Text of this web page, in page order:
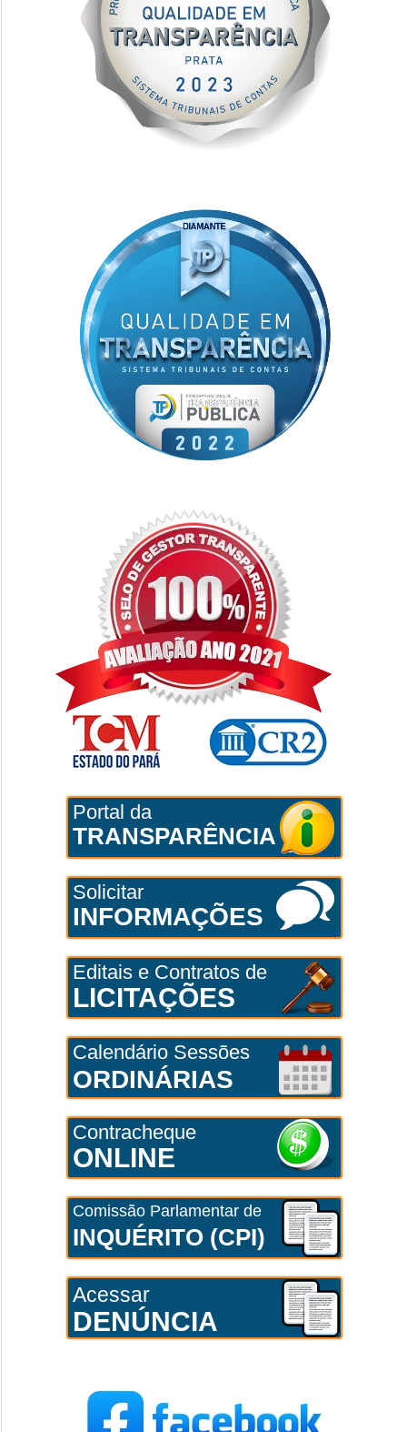
Portal da
TRANSPARÊNCIA
Solicitar
INFORMAÇÕES
Editais e Contratos de
LICITAÇÕES
Calendário Sessões
ORDINÁRIAS
Contracheque
ONLINE
Comissão Parlamentar de
INQUÉRITO (CPI)
Acessar
DENÚNCIA